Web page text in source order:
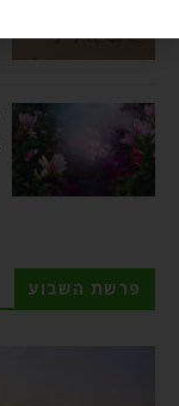
פרשת השבוע